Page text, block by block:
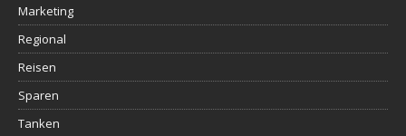
Marketing
Regional
Reisen
Sparen
Tanken